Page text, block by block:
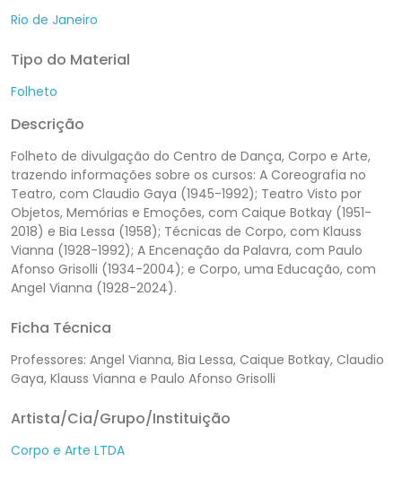
Rio de Janeiro
Tipo do Material
Folheto
Descrição
Folheto de divulgação do Centro de Dança, Corpo e Arte,
trazendo informações sobre os cursos: A Coreografia no
Teatro, com Claudio Gaya (1945-1992); Teatro Visto por
Objetos, Memórias e Emoções, com Caique Botkay (1951-
2018) e Bia Lessa (1958); Técnicas de Corpo, com Klauss
Vianna (1928-1992); A Encenação da Palavra, com Paulo
Afonso Grisolli (1934-2004); e Corpo, uma Educação, com
Angel Vianna (1928-2024).
Ficha Técnica
Professores: Angel Vianna, Bia Lessa, Caique Botkay, Claudio
Gaya, Klauss Vianna e Paulo Afonso Grisolli
Artista/Cia/Grupo/Instituição
Corpo e Arte LTDA